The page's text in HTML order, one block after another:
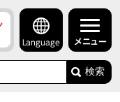
Language メニュー
検索